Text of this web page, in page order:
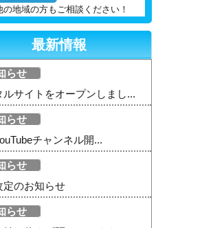
の地域の方もご相談ください！
最新情報
らせ
ルサイトをオープンしまし...
らせ
チャンネル開...
らせ
定のお知らせ
らせ